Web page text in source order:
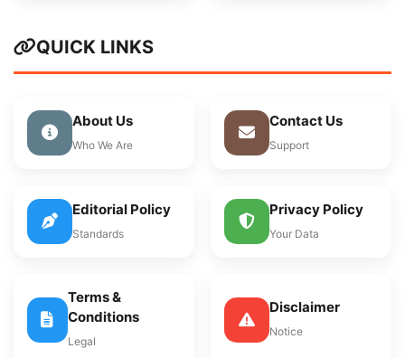
QUICK LINKS
About Us
Who We Are
Contact Us
Support
Editorial Policy
Standards
Privacy Policy
Your Data
Terms &
Conditions
Legal
Disclaimer
Notice